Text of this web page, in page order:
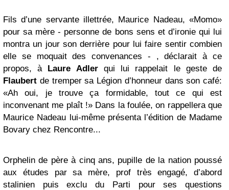
Fils d’une servante illettrée, Maurice Nadeau, «Momo»
pour sa mère - personne de bons sens et d’ironie qui lui
montra un jour son derrière pour lui faire sentir combien
elle se moquait des convenances - , déclarait à ce
propos, à Laure Adlerqui lui rappelait le geste de
Flaubert de tremper sa Légion d’honneur dans son café:
«Ah oui, je trouve ça formidable, tout ce qui est
inconvenant me plaît !» Dans la foulée, on rappellera que
Maurice Nadeau lui-même présenta l’édition de Madame
Bovary chez Rencontre...
Orphelin de père à cinq ans, pupille de la nation poussé
aux études par sa mère, prof très engagé, d’abord
stalinien puis exclu du Parti pour ses questions